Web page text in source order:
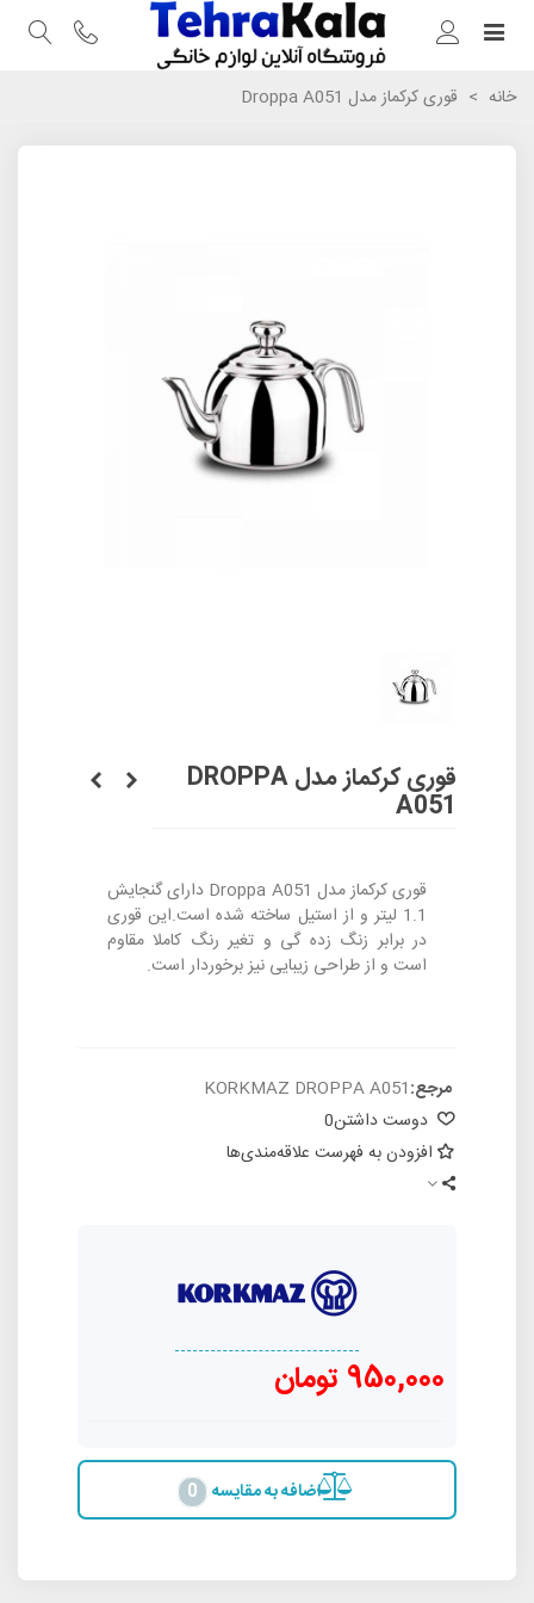
خانه > قوری کرکماز مدل Droppa A051
قوری کرکماز مدل DROPPA
A051
قوری کرکماز مدل Droppa A051 دارای گنجایش
1.1 لیتر و از استیل ساخته شده است.این قوری
در برابر زنگ زده گی و تغیر رنگ کاملا مقاوم
است و از طراحی زیبایی نیز برخوردار است.
مرجع:KORKMAZ DROPPA A051
دوست داشتن0
افزودن به فهرست علاقه‌مندی‌ها
950,000 تومان
اضافه به مقایسه 0